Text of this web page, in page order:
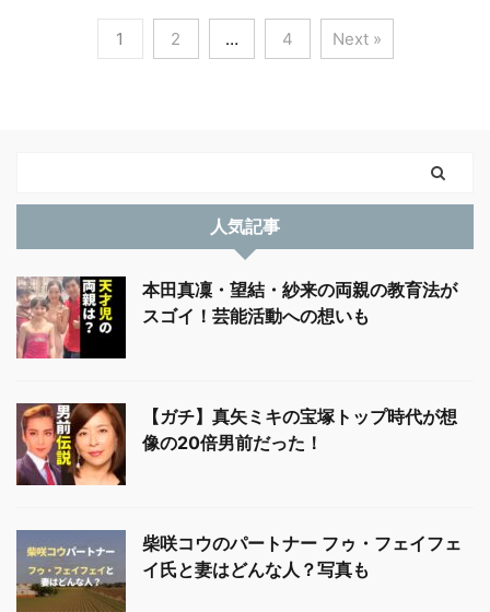
1 2 … 4 Next »
人気記事
本田真凜・望結・紗来の両親の教育法が
スゴイ！芸能活動への想いも
【ガチ】真矢ミキの宝塚トップ時代が想
像の20倍男前だった！
柴咲コウのパートナー フゥ・フェイフェ
イ氏と妻はどんな人？写真も